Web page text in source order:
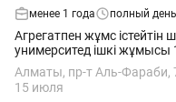
менее 1 года полный день
Агрегатпен жұмс істейтін
унимерситед ішкі
Алматы, пр-т Аль-Фараби,
15 июля